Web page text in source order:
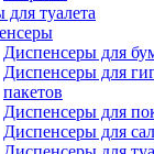
для туалета
Диспенсеры для
Диспенсеры для
пакетов
Диспенсеры для
Диспенсеры для